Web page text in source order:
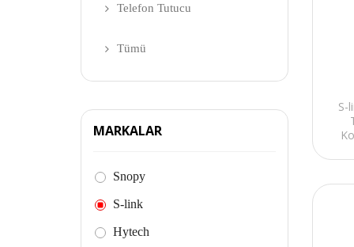
Telefon Tutucu
Tümü
MARKALAR
Snopy
S-link
Hytech
S-